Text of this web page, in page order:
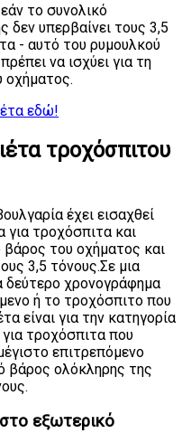
το συνολικό
δεν υπερβαίνει τους 3,5
- αυτό του ρυμουλκού
να ισχύει για τη
οχήματος.
εδώ!
τροχόσπιτου
έχει εισαχθεί
για τροχόσπιτα και
του οχήματος και
3,5 τόνους.Σε μια
δεύτερο χρονογράφημα
ή το τροχόσπιτο που
είναι για την κατηγορία
τροχόσπιτα που
επιτρεπόμενο
βάρος ολόκληρης της
εξωτερικό